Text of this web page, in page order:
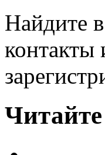
Найдите
контакты